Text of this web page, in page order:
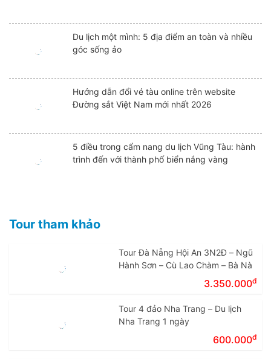
Du lịch một mình: 5 địa điểm an toàn và nhiều
góc sống ảo
Hướng dẫn đổi vé tàu online trên website
Đường sắt Việt Nam mới nhất 2026
5 điều trong cẩm nang du lịch Vũng Tàu: hành
trình đến với thành phố biển nắng vàng
Tour tham khảo
Tour Đà Nẵng Hội An 3N2Đ – Ngũ
Hành Sơn – Cù Lao Chàm – Bà Nà
3.350.000đ
Tour 4 đảo Nha Trang – Du lịch
Nha Trang 1 ngày
600.000đ